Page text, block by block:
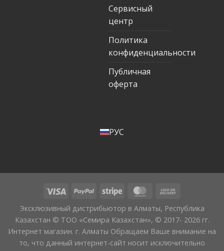
Сервисный
центр
Политика
конфиденциальности
Публичная
оферта
РУС
Эксклюзивный дистрибьютор в Алматы, Республика
Казахстан © ТОО «Семира Казахстан», © 2017- 2026 гг.
Интернет магазин. г. Алматы Обращаем Ваше внимание на
то, что данный интернет-сайт носит исключительно